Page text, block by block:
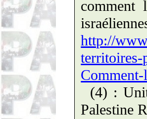
comment
http://
territoires-
(4) :
Palestine